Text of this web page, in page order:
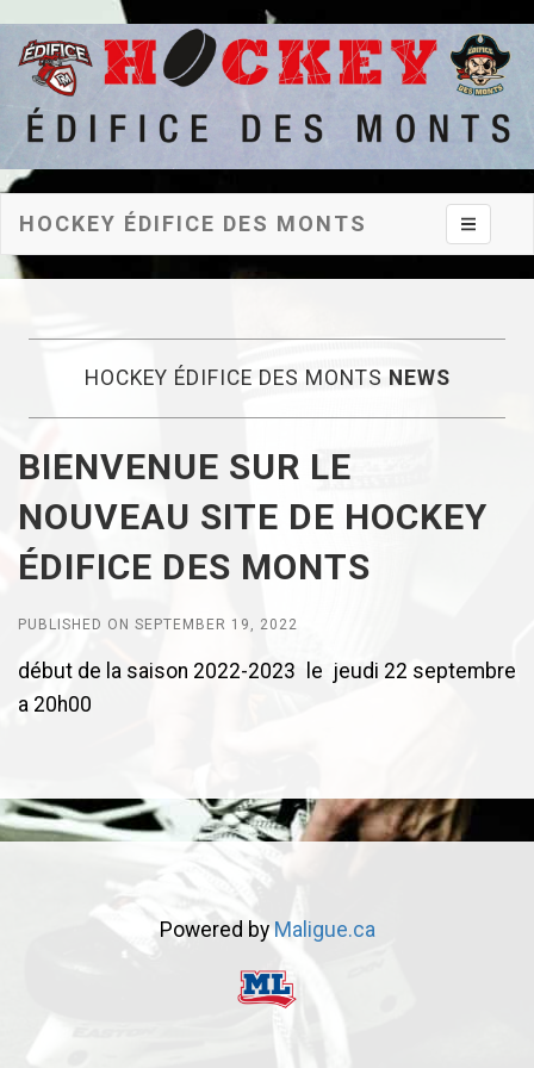
HOCKEY ÉDIFICE DES MONTS Toggle
HOCKEY ÉDIFICE DES MONTS NEWS
BIENVENUE SUR LE
NOUVEAU SITE DE HOCKEY
ÉDIFICE DES MONTS
PUBLISHED ON SEPTEMBER 19, 2022
début de la saison 2022-2023 le jeudi 22 septembre
a 20h00
Powered byMaligue.ca